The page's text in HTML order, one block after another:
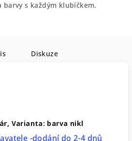
barvy s každým klubíčkem.
Diskuze
Varianta: barva nikl
-dodání do 2-4 dnů